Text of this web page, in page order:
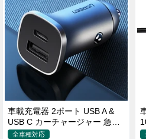
車載充電器 2ポート USB A &
USB C カーチャージャー 急速
充電USB [36W 12V-24V ]
全車種対応